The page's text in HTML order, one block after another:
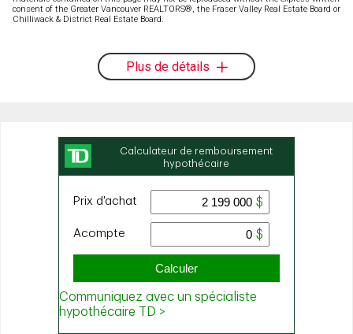
consent of the Greater Vancouver REALTORS®, the Fraser Valley Real Estate Board or
Chilliwack & District Real Estate Board.
Plus de détails